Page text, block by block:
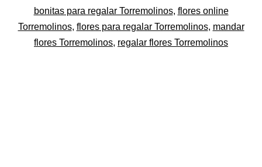
bonitas para regalar Torremolinos, flores online
Torremolinos, flores para regalar Torremolinos, mandar
flores Torremolinos, regalar flores Torremolinos